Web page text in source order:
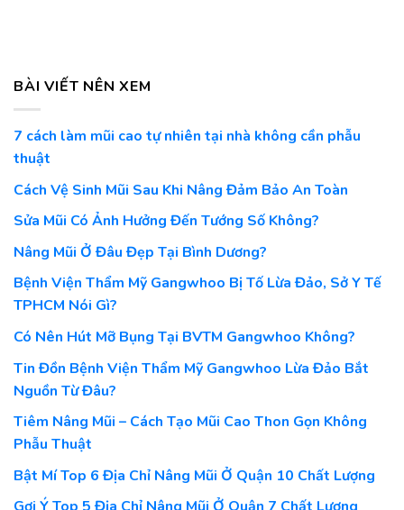
BÀI VIẾT NÊN XEM
7 cách làm mũi cao tự nhiên tại nhà không cần phẫu
thuật
Cách Vệ Sinh Mũi Sau Khi Nâng Đảm Bảo An Toàn
Sửa Mũi Có Ảnh Hưởng Đến Tướng Số Không?
Nâng Mũi Ở Đâu Đẹp Tại Bình Dương?
Bệnh Viện Thẩm Mỹ Gangwhoo Bị Tố Lừa Đảo, Sở Y Tế
TPHCM Nói Gì?
Có Nên Hút Mỡ Bụng Tại BVTM Gangwhoo Không?
Tin Đồn Bệnh Viện Thẩm Mỹ Gangwhoo Lừa Đảo Bắt
Nguồn Từ Đâu?
Tiêm Nâng Mũi – Cách Tạo Mũi Cao Thon Gọn Không
Phẫu Thuật
Bật Mí Top 6 Địa Chỉ Nâng Mũi Ở Quận 10 Chất Lượng